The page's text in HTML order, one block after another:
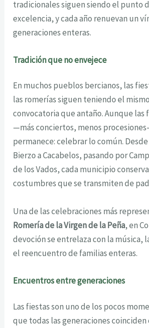
tradicionales siguen siendo el punto
excelencia, y cada año renuevan un
generaciones enteras.
Tradición que no envejece
En muchos pueblos bercianos, las
las romerías siguen teniendo el
convocatoria que antaño. Aunque las
—más conciertos, menos
permanece: celebrar lo común.
Bierzo a Cacabelos, pasando por
de los Vados, cada municipio
costumbres que se transmiten de
Una de las celebraciones más
Romería de la Virgen de la Peña, en
devoción se entrelaza con la música,
el reencuentro de familias enteras.
Encuentros entre generaciones
Las fiestas son uno de los pocos
que todas las generaciones coinciden